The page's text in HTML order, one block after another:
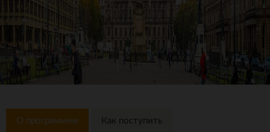
О программме Как поступить